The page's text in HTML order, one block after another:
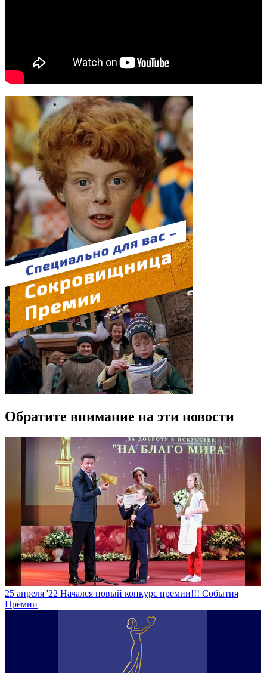
Обратите внимание на эти новости
25 апреля '22 Начался новый конкурс премии!!! События
Премии